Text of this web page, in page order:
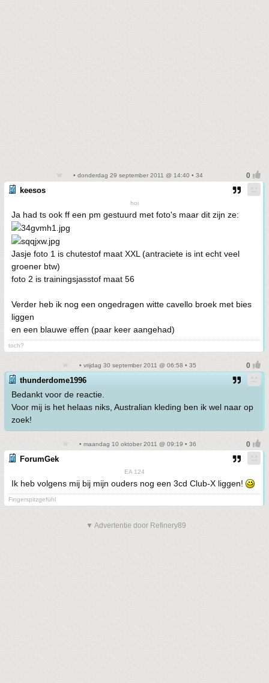
• donderdag 29 september 2011 @ 14:40 • 34
keesos
hoi
Ja had ts ook ff een pm gestuurd met foto's maar dit zijn ze:
Jasje foto 1 is chutestof maat XXL (antraciete is int echt veel
groener btw)
foto 2 is trainingsjasstof maat 56
Verder heb ik nog een ongedragen witte cavello broek met bies
liggen
en een blauwe effen (paar keer aangehad)
toch?
• vrijdag 30 september 2011 @ 06:58 • 35
thunderdome1996
Bedankt voor de reactie.
Voor mij is het helaas niks, Australian kleding ben ik wel naar op
zoek!
• maandag 10 oktober 2011 @ 09:19 • 36
ForumGek
EA 124
Ik heb volgens mij bij mijn ouders nog een 3cd Club-X liggen!
Fingerspitzgefühl
▼ Advertentie door Refinery89